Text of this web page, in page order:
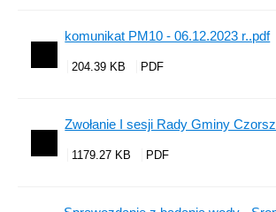
komunikat PM10 - 06.12.2023 r..pdf
204.39 KB
Zwołanie I sesji Rady Gminy
1179.27 KB